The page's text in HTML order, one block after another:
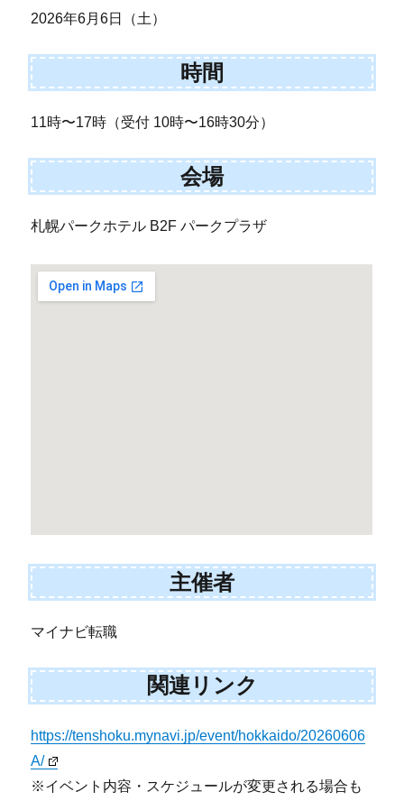
2026年6月6日（土）
時間
11時〜17時（受付 10時〜16時30分）
会場
札幌パークホテル B2F パークプラザ
主催者
マイナビ転職
関連リンク
https://tenshoku.mynavi.jp/event/hokkaido/20260606
A/
※イベント内容・スケジュールが変更される場合も